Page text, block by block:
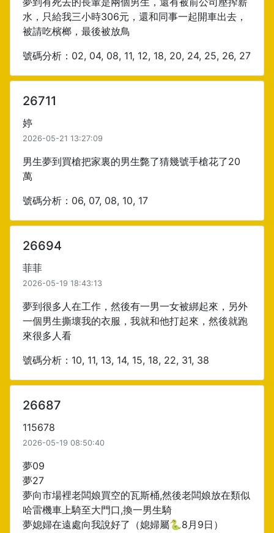
水，只給我三小時306元，還和同事一起開車出去，
被請吃檳榔，最後被放鳥
號碼分析：02, 04, 08, 11, 12, 18, 20, 24, 25, 26, 27
26711
婷
2026-05-21 13:27:09
男生夢到買槍把家裏的男生斃了猜幾號手槍花了20
萬
號碼分析：06, 07, 08, 10, 17
26694
菲菲
2026-05-19 18:43:13
夢到很多人在工作，然後有一男一女被綁起來，另外
一個男生撕壞我的衣服，我就和他打起來，然後就跑
來很多人看
號碼分析：10, 11, 13, 14, 15, 18, 22, 31, 38
26687
115678
2026-05-19 08:50:40
夢09
夢27
夢向市場裡老闆娘買空的瓦斯桶,然後老闆娘放在類似
哈雷機車上騎至大門口,換一男生騎
夢媳婦在遠處向我說好了（媳婦屬🐍8月9日）